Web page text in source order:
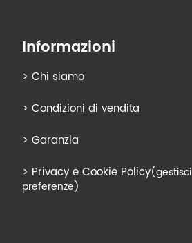
Informazioni
> Chi siamo
> Condizioni di vendita
> Garanzia
> Privacy e Cookie Policy(gestisci
preferenze)